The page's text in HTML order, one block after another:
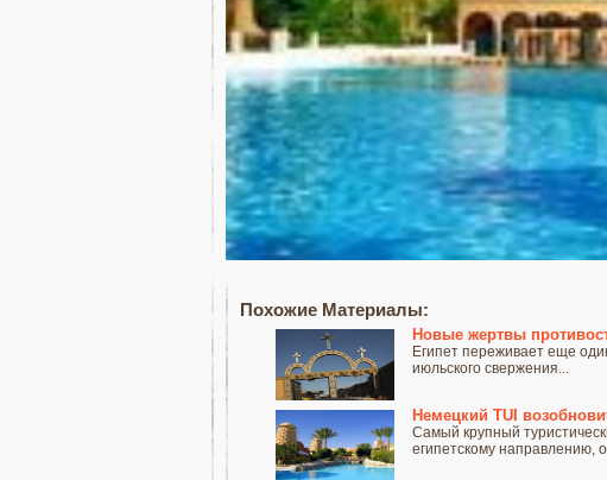
Похожие Материалы:
Новые жертвы
Египет переживает еще
июльского свержения...
Немецкий TUI
Самый крупный
египетскому направлению, о